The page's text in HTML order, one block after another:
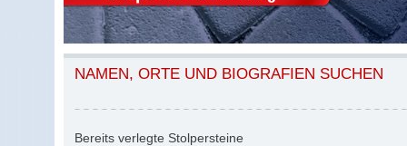
NAMEN, ORTE UND BIOGRAFIEN SUCHEN
Bereits verlegte Stolpersteine